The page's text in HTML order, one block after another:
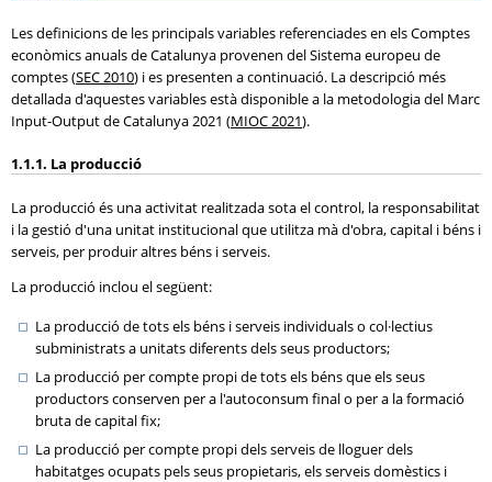
Les definicions de les principals variables referenciades en els Comptes
econòmics anuals de Catalunya provenen del Sistema europeu de
comptes (SEC 2010) i es presenten a continuació. La descripció més
detallada d'aquestes variables està disponible a la metodologia del Marc
Input-Output de Catalunya 2021 (MIOC 2021).
1.1.1. La producció
La producció és una activitat realitzada sota el control, la responsabilitat
i la gestió d'una unitat institucional que utilitza mà d'obra, capital i béns i
serveis, per produir altres béns i serveis.
La producció inclou el següent:
La producció de tots els béns i serveis individuals o col·lectius
subministrats a unitats diferents dels seus productors;
La producció per compte propi de tots els béns que els seus
productors conserven per a l'autoconsum final o per a la formació
bruta de capital fix;
La producció per compte propi dels serveis de lloguer dels
habitatges ocupats pels seus propietaris, els serveis domèstics i